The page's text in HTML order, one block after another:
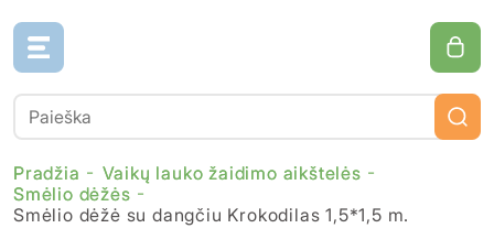
Pradžia
Vaikų lauko žaidimo aikštelės
Smėlio dėžės
Smėlio dėžė su dangčiu Krokodilas 1,5*1,5 m.